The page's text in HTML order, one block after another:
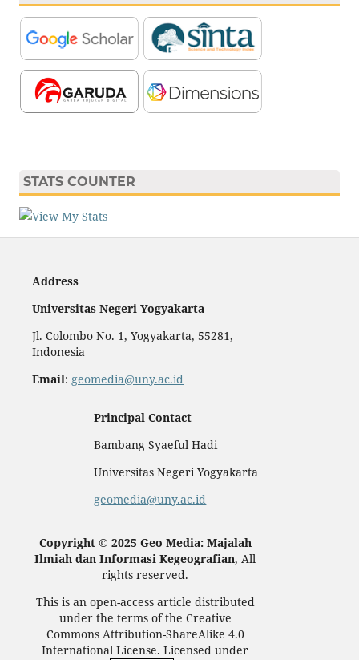
STATS COUNTER
Address
Universitas Negeri Yogyakarta
Jl. Colombo No. 1, Yogyakarta, 55281,
Indonesia
Email: geomedia@uny.ac.id
Principal Contact
Bambang Syaeful Hadi
Universitas Negeri Yogyakarta
geomedia@uny.ac.id
Copyright © 2025 Geo Media: Majalah
Ilmiah dan Informasi Kegeografian, All
rights reserved.
This is an open-access article distributed
under the terms of the Creative
Commons Attribution-ShareAlike 4.0
International License. Licensed under